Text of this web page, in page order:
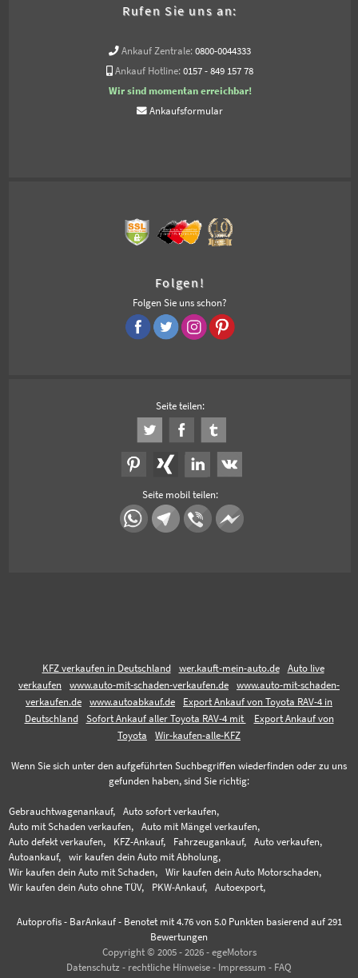
Rufen Sie uns an:
Ankauf Zentrale: 0800-0044333
Ankauf Hotline: 0157 - 849 157 78
Wir sind momentan erreichbar!
Ankaufsformular
Folgen!
Folgen Sie uns schon?
Seite teilen:
Seite mobil teilen:
KFZ verkaufen in Deutschland wer.kauft-mein-auto.de
Auto live
verkaufen
www.auto-mit-schaden-verkaufen.de
www.auto-mit-schaden-
verkaufen.de
www.autoabkauf.de
Export Ankauf von Toyota RAV-4 in
Deutschland
Sofort Ankauf aller Toyota RAV-4 mit
Export Ankauf von
Toyota
Wir-kaufen-alle-KFZ
Wenn Sie sich unter den aufgeführten Suchbegriffen wiederfinden oder zu uns
gefunden haben, sind Sie richtig:
Gebrauchtwagenankauf,
Auto sofort verkaufen,
Auto mit Schaden verkaufen,
Auto mit Mängel verkaufen,
Auto defekt verkaufen,
KFZ-Ankauf, Fahrzeugankauf,
Auto verkaufen,
Autoankauf,
wir kaufen dein Auto mit Abholung,
Wir kaufen dein Auto mit Schaden,
Wir kaufen dein Auto Motorschaden,
Wir kaufen dein Auto ohne TÜV,
PKW-Ankauf, Autoexport,
Autoprofis - BarAnkauf- Benotet mit 4.76von 5.0 Punkten basierend auf 291
Bewertungen
Copyright © 2005 - 2026 - egeMotors
Datenschutz - rechtliche Hinweise - Impressum - FAQ